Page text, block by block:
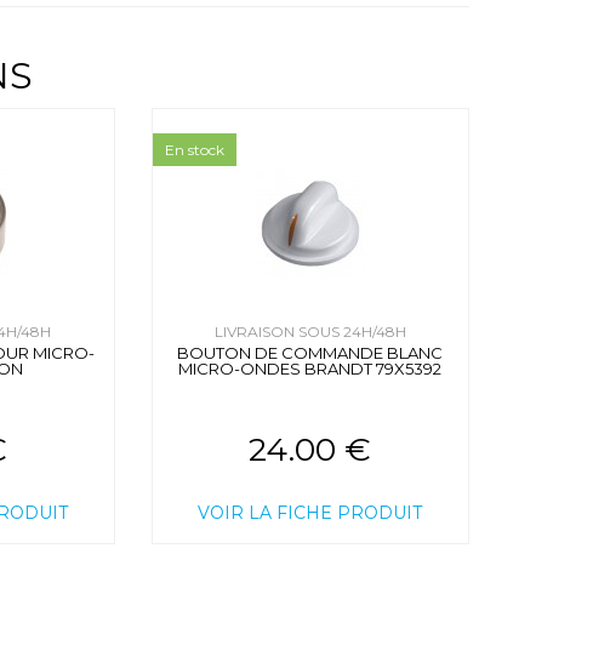
48H
MICRO-
LIVRAISON SOUS 24H/48H
BOUTON DE COMMANDE BLANC
MICRO-ONDES BRANDT 79X5392
24.00 €
VOIR LA FICHE PRODUIT
En stock